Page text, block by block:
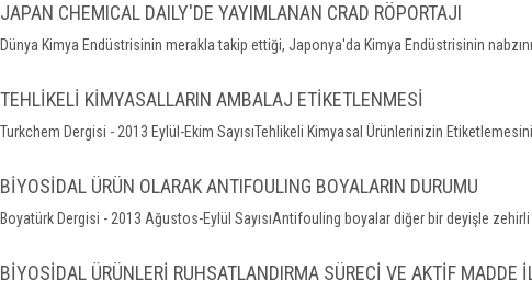
JAPAN CHEMICAL DAILY'DE YAYIMLANAN CRAD RÖPORTAJI
Dünya Kimya Endüstrisinin merakla takip ettiği, Japonya'da Kimya Endüstrisinin
TEHLİKELİ KİMYASALLARIN AMBALAJ ETİKETLENMESİ
Turkchem Dergisi - 2013 Eylül-Ekim SayısıTehlikeli Kimyasal Ürünlerinizin
BİYOSİDAL ÜRÜN OLARAK ANTIFOULING BOYALARIN DURUMU
Boyatürk Dergisi - 2013 Ağustos-Eylül SayısıAntifouling boyalar diğer bir deyişle
BİYOSİDAL ÜRÜNLERİ RUHSATLANDIRMA SÜRECİ VE AKTİF MADDE